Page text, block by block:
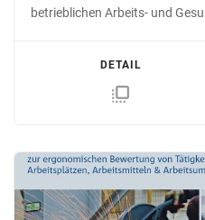
betrieblichen Arbeits- und
DETAIL
flip_to_front